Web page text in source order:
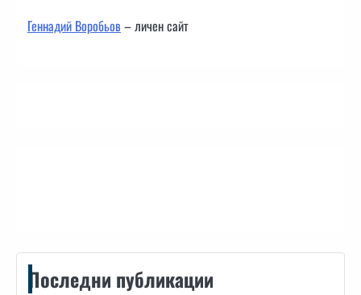
Геннадий Воробьов– личен сайт
Последни публикации